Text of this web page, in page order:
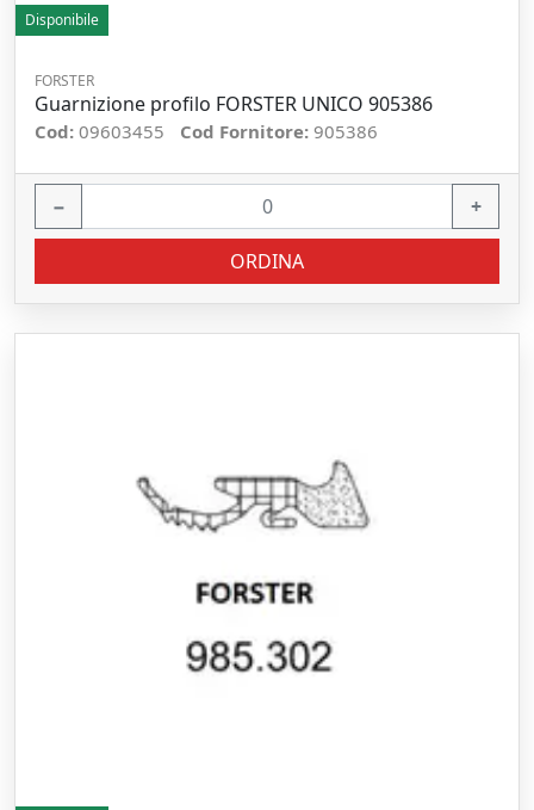
Disponibile
FORSTER
Guarnizione profilo FORSTER UNICO 905386
Cod: 09603455 Cod Fornitore: 905386
− +
ORDINA